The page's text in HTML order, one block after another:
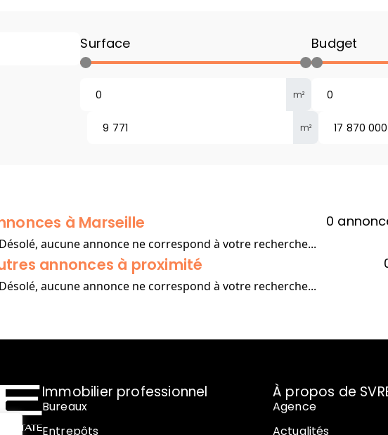
Surface
m²
m²
Budget
à Marseille 0
aucune annonce ne correspond à votre recherche...
annonces à proximité
aucune annonce ne correspond à votre recherche...
Immobilier professionnel
Bureaux
Entrepôts
À propos de
Agence
Actualités